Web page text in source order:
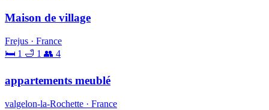
Maison de village
Frejus · France
🛏 1 🛁 1 👥 4
appartements meublé
valgelon-la-Rochette · France